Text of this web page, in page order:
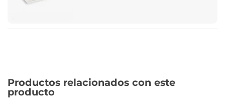
Productos relacionados con este
producto